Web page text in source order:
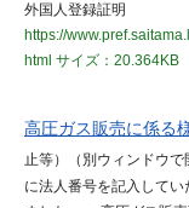
外国人登録証明
https://
html サイズ：20.364KB
高圧ガス販売に係る
止等）（別ウィンドウ
に法人番号を記入して